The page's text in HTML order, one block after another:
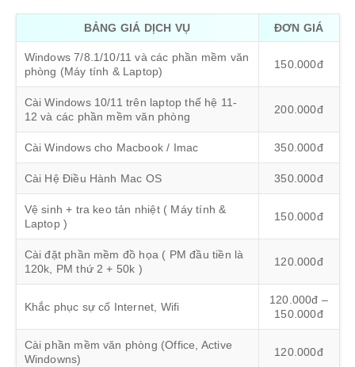
BẢNG GIÁ DỊCH VỤ ĐƠN GIÁ
Windows 7/8.1/10/11 và các phần mềm văn
phòng (Máy tính & Laptop)
150.000đ
Cài Windows 10/11 trên laptop thế hệ 11-
12 và các phần mềm văn phòng
200.000đ
Cài Windows cho Macbook / Imac 350.000đ
Cài Hệ Điều Hành Mac OS 350.000đ
Vệ sinh + tra keo tản nhiệt ( Máy tính &
Laptop )
150.000đ
Cài đặt phần mềm đồ họa ( PM đầu tiền là
120k, PM thứ 2 + 50k )
120.000đ
Khắc phục sự cố Internet, Wifi
120.000đ –
150.000đ
Cài phần mềm văn phòng (Office, Active
Windowns)
120.000đ